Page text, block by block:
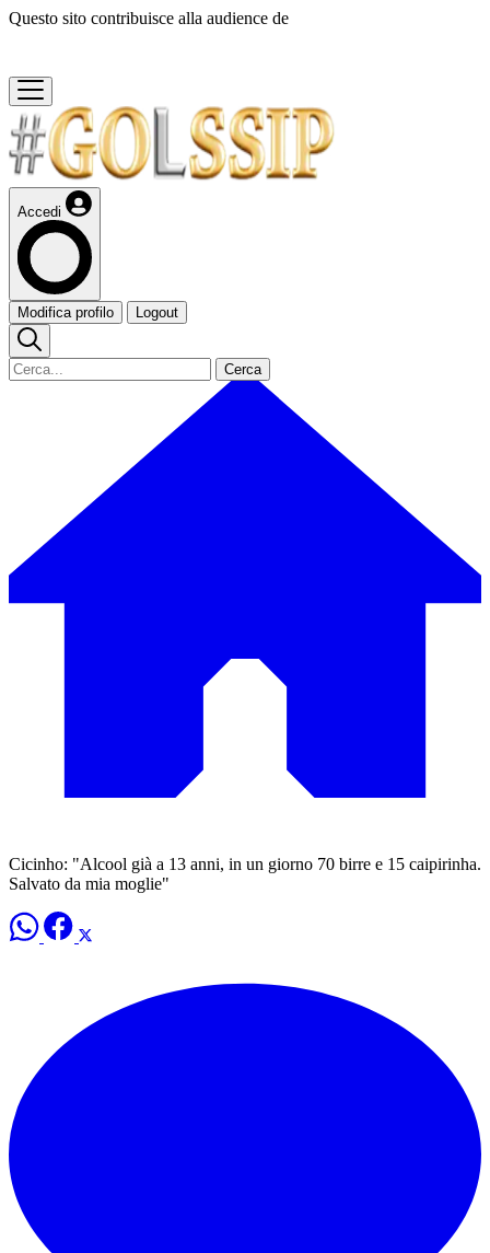
Questo sito contribuisce alla audience de
Accedi
Modifica profilo Logout
Cerca
Cicinho: "Alcool già a 13 anni, in un giorno 70 birre e 15 caipirinha.
Salvato da mia moglie"